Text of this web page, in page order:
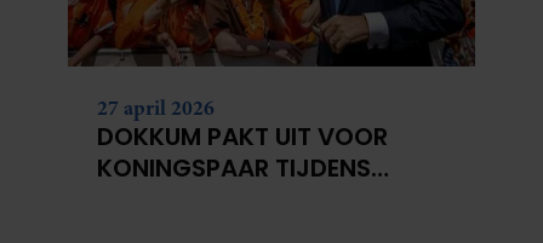
27 april 2026
DOKKUM PAKT UIT VOOR
KONINGSPAAR TIJDENS